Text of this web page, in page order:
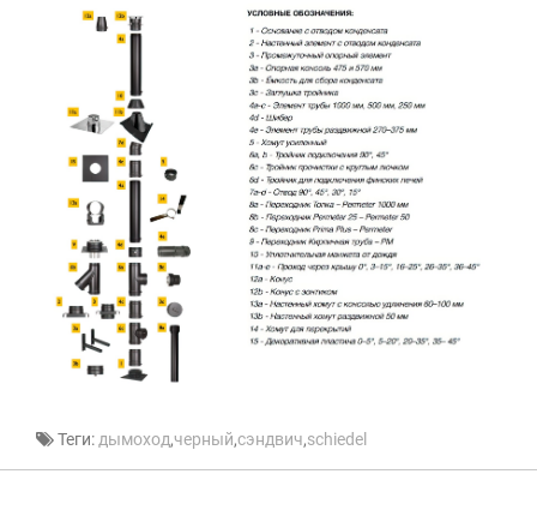
Теги: дымоход,черный,сэндвич,schiedel